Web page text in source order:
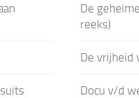
De
reeks)
De vrijheid
Docu v/d